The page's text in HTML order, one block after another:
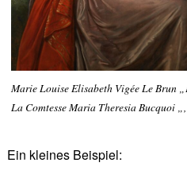
Marie Louise Elisabeth Vigée Le Brun
La Comtesse Maria Theresia Bucquoi
Ein kleines Beispiel: